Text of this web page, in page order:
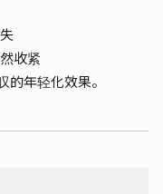
收紧
的年轻化效果。